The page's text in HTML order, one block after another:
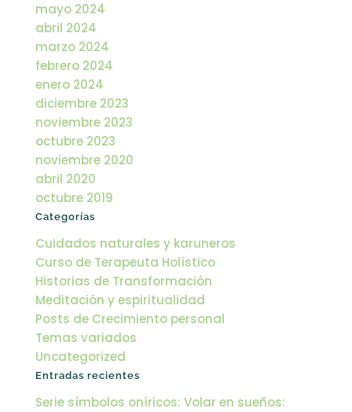
mayo 2024
abril 2024
marzo 2024
febrero 2024
enero 2024
diciembre 2023
noviembre 2023
octubre 2023
noviembre 2020
abril 2020
octubre 2019
Categorías
Cuidados naturales y karuneros
Curso de Terapeuta Holístico
Historias de Transformación
Meditación y espiritualidad
Posts de Crecimiento personal
Temas variados
Uncategorized
Entradas recientes
Serie símbolos oníricos: Volar en sueños: